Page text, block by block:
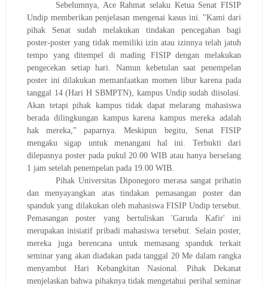
Sebelumnya, Ace Rahmat selaku Ketua Senat FISIP
Undip memberikan penjelasan mengenai kasus ini. "Kami dari
pihak Senat sudah melakukan tindakan pencegahan bagi
poster-poster yang tidak memiliki izin atau izinnya telah jatuh
tempo yang ditempel di mading FISIP dengan melakukan
pengecekan setiap hari. Namun kebetulan saat penempelan
poster ini dilakukan memanfaatkan momen libur karena pada
tanggal 14 (Hari H SBMPTN), kampus Undip sudah diisolasi.
Akan tetapi pihak kampus tidak dapat melarang mahasiswa
berada dilingkungan kampus karena kampus mereka adalah
hak mereka,” paparnya. Meskipun begitu, Senat FISIP
mengaku sigap untuk menangani hal ini. Terbukti dari
dilepasnya poster pada pukul 20.00 WIB atau hanya berselang
1 jam setelah penempelan pada 19.00 WIB.
Pihak Universitas Diponegoro merasa sangat prihatin
dan menyayangkan atas tindakan pemasangan poster dan
spanduk yang dilakukan oleh mahasiswa FISIP Undip tersebut.
Pemasangan poster yang bertuliskan 'Garuda Kafir' ini
merupakan inisiatif pribadi mahasiswa tersebut. Selain poster,
mereka juga berencana untuk memasang spanduk terkait
seminar yang akan diadakan pada tanggal 20 Me dalam rangka
menyambut Hari Kebangkitan Nasional. Pihak Dekanat
menjelaskan bahwa pihaknya tidak mengetahui perihal seminar